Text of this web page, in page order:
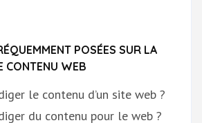
POSÉES SUR LA
CONTENU WEB
le contenu d’un site web ?
du contenu pour le web ?